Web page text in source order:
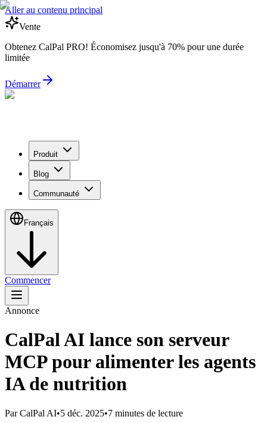
Aller au contenu principal
Vente
Obtenez CalPal PRO! Économisez jusqu'à 70% pour une durée
limitée
Démarrer
Produit
Blog
Communauté
Français
Commencer
Annonce
CalPal AI lance son serveur
MCP pour alimenter les agents
IA de nutrition
Par CalPal AI•5 déc. 2025•7 minutes de lecture